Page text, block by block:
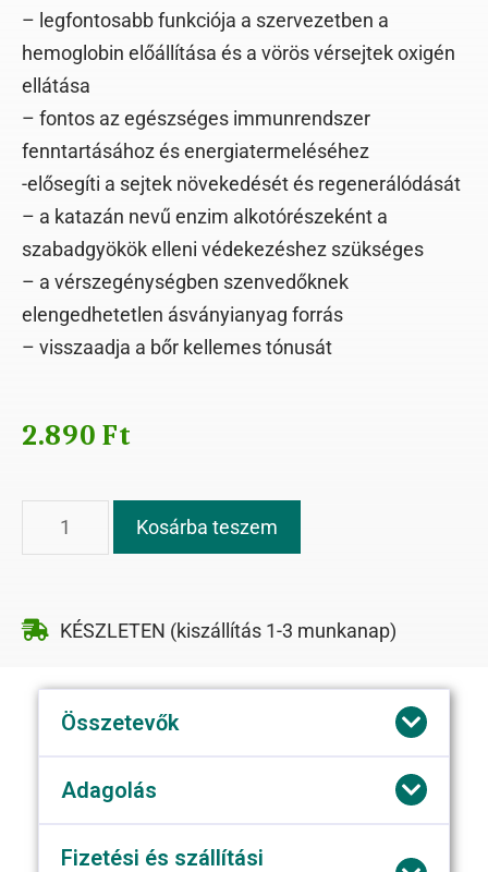
– legfontosabb funkciója a szervezetben a
hemoglobin előállítása és a vörös vérsejtek oxigén
ellátása
– fontos az egészséges immunrendszer
fenntartásához és energiatermeléséhez
-elősegíti a sejtek növekedését és regenerálódását
– a katazán nevű enzim alkotórészeként a
szabadgyökök elleni védekezéshez szükséges
– a vérszegénységben szenvedőknek
elengedhetetlen ásványianyag forrás
– visszaadja a bőr kellemes tónusát
2.890Ft
Kosárba teszem
KÉSZLETEN (kiszállítás 1-3 munkanap)
Összetevők
Adagolás
Fizetési és szállítási